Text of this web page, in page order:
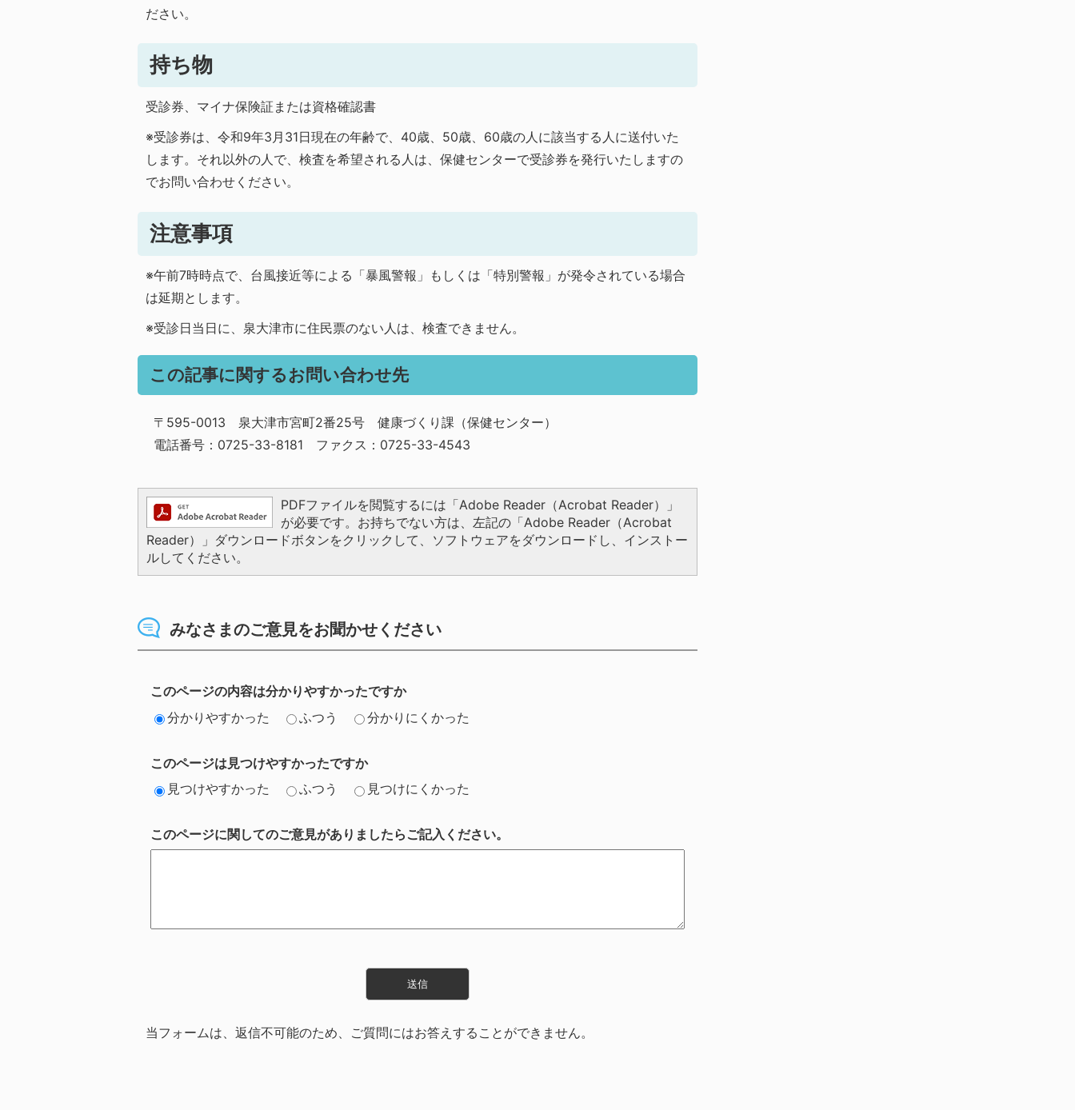
ださい。
持ち物
受診券、マイナ保険証または資格確認書
※受診券は、令和9年3月31日現在の年齢で、40歳、50歳、60歳の人に該当する人に送付いた
します。それ以外の人で、検査を希望される人は、保健センターで受診券を発行いたしますの
でお問い合わせください。
注意事項
※午前7時時点で、台風接近等による「暴風警報」もしくは「特別警報」が発令されている場合
は延期とします。
※受診日当日に、泉大津市に住民票のない人は、検査できません。
この記事に関するお問い合わせ先
〒595-0013 泉大津市宮町2番25号 健康づくり課（保健センター）
電話番号：0725-33-8181 ファクス：0725-33-4543
PDFファイルを閲覧するには「Adobe Reader（Acrobat Reader）」
が必要です。お持ちでない方は、左記の「Adobe Reader（Acrobat
Reader）」ダウンロードボタンをクリックして、ソフトウェアをダウンロードし、インストー
ルしてください。
みなさまのご意見をお聞かせください
このページの内容は分かりやすかったですか
分かりやすかった
ふつう 分かりにくかった
このページは見つけやすかったですか
見つけやすかった
ふつう 見つけにくかった
このページに関してのご意見がありましたらご記入ください。
当フォームは、返信不可能のため、ご質問にはお答えすることができません。